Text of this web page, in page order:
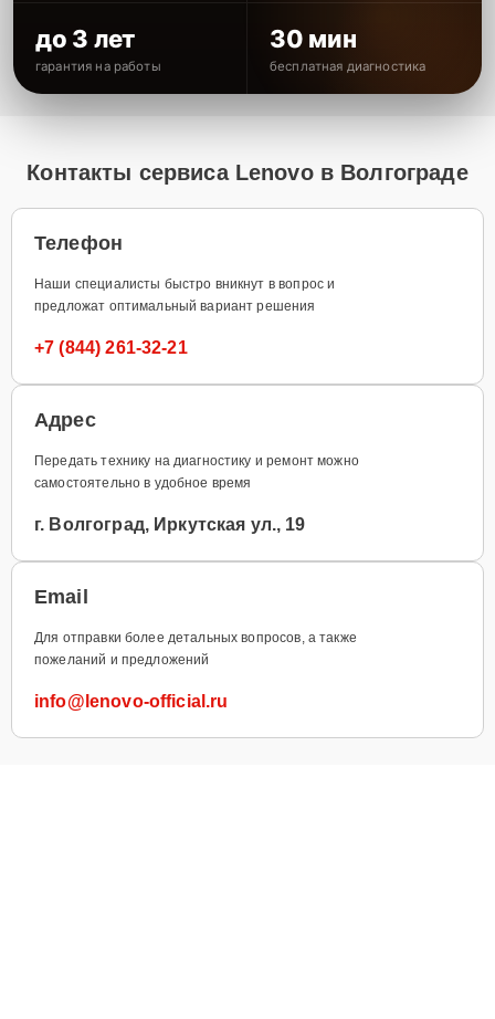
до 3 лет
гарантия на работы
30 мин
бесплатная диагностика
Контакты сервиса Lenovo в Волгограде
Телефон
Наши специалисты быстро вникнут в вопрос и
предложат оптимальный вариант решения
+7 (844) 261-32-21
Адрес
Передать технику на диагностику и ремонт можно
самостоятельно в удобное время
г. Волгоград, Иркутская ул., 19
Email
Для отправки более детальных вопросов, а также
пожеланий и предложений
info@lenovo-official.ru